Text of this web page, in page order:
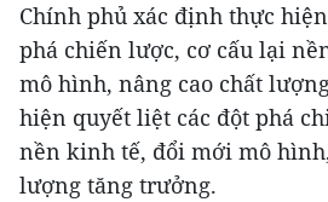
Chính phủ xác định thực
phá chiến lược, cơ cấu lại
mô hình, nâng cao chất
hiện quyết liệt các đột phá
nền kinh tế, đổi mới mô
lượng tăng trưởng.